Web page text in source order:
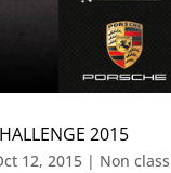
2015
12, 2015| Non